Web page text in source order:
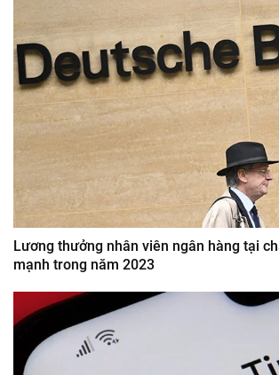
Lương thưởng nhân viên ngân hàng tại
mạnh trong năm 2023